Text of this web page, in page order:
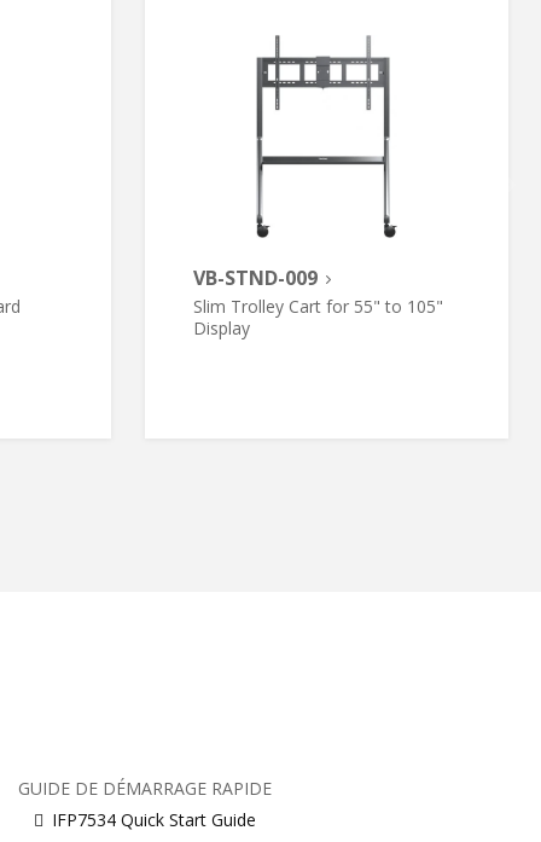
VB-STND-009
Slim Trolley Cart for 55" to 105"
Display
GUIDE DE DÉMARRAGE RAPIDE
IFP7534 Quick Start Guide